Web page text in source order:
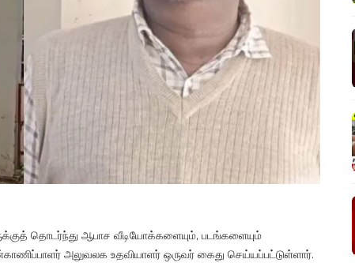
தொடர்ந்து ஆபாச வீடியோக்களையும், படங்களையும்
அலுவலக உதவியாளர் ஒருவர் கைது செய்யப்பட்டுள்ளார்.